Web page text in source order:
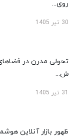
روی...
30 تیر 1405
تحولی مدرن در فضاهای
ش...
ظهور بازار آنلاین